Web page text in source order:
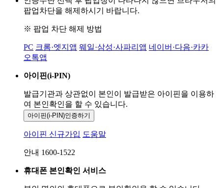
팝업차단을 해제하시기 바랍니다.
※ 팝업 차단 해제 방법
PC 크롬·엣지앱 웨일·삼성·사파리앱 네이버·다음·카카
오톡앱
아이핀(i-PIN)
발급기관과 상관없이 본인이 발급받은 아이핀을 이용하
여 본인확인을 할 수 있습니다.
아이핀(i-PIN)인증하기
아이핀 신규가입 도움말
안내 1600-1522
휴대폰 본인확인 서비스